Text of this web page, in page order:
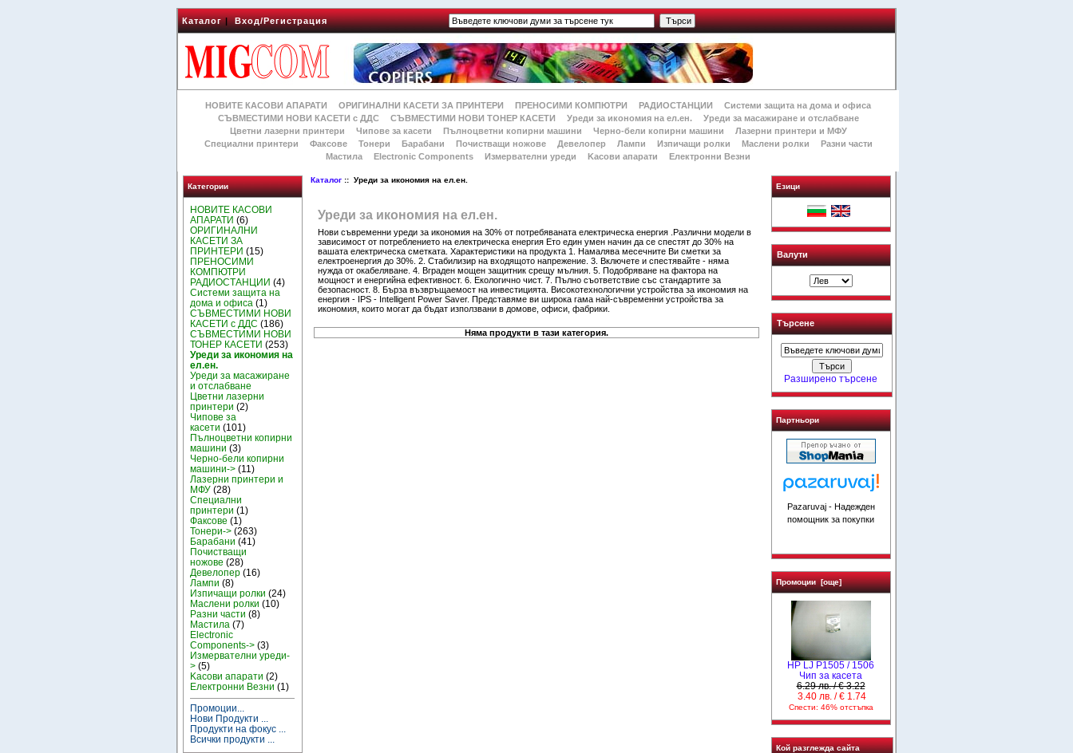
Каталог|Вход/Регистрация
НОВИТЕ КАСОВИ АПАРАТИ ОРИГИНАЛНИ КАСЕТИ ЗА ПРИНТЕРИ ПРЕНОСИМИ КОМПЮТРИ РАДИОСТАНЦИИ
Системи защита на дома и офиса
СЪВМЕСТИМИ НОВИ КАСЕТИ с ДДС
СЪВМЕСТИМИ НОВИ ТОНЕР КАСЕТИ Уреди за икономия на ел.ен.
Уреди за масажиране и отслабване
Цветни лазерни принтери
Чипове за касети Пълноцветни копирни машини Черно-бели копирни машини
Лазерни принтери и МФУ
Специални принтери
Факсове Тонери Барабани Почистващи ножове Девелопер Лампи Изпичащи ролки Маслени ролки
Разни части
Мастила
Electronic Components Измервателни уреди Kасови апарати Електронни Везни
Категории
НОВИТЕ КАСОВИ
АПАРАТИ (6)
ОРИГИНАЛНИ
КАСЕТИ ЗА
ПРИНТЕРИ (15)
ПРЕНОСИМИ
КОМПЮТРИ
РАДИОСТАНЦИИ (4)
Системи защита на
дома и офиса (1)
СЪВМЕСТИМИ НОВИ
КАСЕТИ с ДДС (186)
СЪВМЕСТИМИ НОВИ
ТОНЕР КАСЕТИ (253)
Уреди за икономия на
ел.ен.
Уреди за масажиране
и отслабване
Цветни лазерни
принтери (2)
Чипове за
касети (101)
Пълноцветни копирни
машини (3)
Черно-бели копирни
машини-> (11)
Лазерни принтери и
МФУ (28)
Специални
принтери (1)
Факсове (1)
Тонери-> (263)
Барабани (41)
Почистващи
ножове (28)
Девелопер (16)
Лампи (8)
Изпичащи ролки (24)
Маслени ролки (10)
Разни части (8)
Мастила (7)
Electronic
Components-> (3)
Измервателни уреди-
> (5)
Kасови апарати (2)
Електронни Везни (1)
Промоции...
Нови Продукти ...
Продукти на фокус ...
Всички продукти ...
Каталог :: Уреди за икономия на ел.ен.
Уреди за икономия на ел.ен.
Нови съвременни уреди за икономия на 30% от потребяваната електрическа енергия .Различни модели в
зависимост от потреблението на електрическа енергия Ето един умен начин да се спестят до 30% на
вашата електрическа сметката. Характеристики на продукта 1. Намалява месечните Ви сметки за
електроенергия до 30%. 2. Стабилизир на входящото напрежение. 3. Включете и спестявайте - няма
нужда от окабеляване. 4. Вграден мощен защитник срещу мълния. 5. Подобряване на фактора на
мощност и енергийна ефективност. 6. Екологично чист. 7. Пълно съответствие със стандартите за
безопасност. 8. Бърза възвръщаемост на инвестицията. Високотехнологични устройства за икономия на
енергия - IPS - Intelligent Power Saver. Представяме ви широка гама най-съвременни устройства за
икономия, които могат да бъдат използвани в домове, офиси, фабрики.
Няма продукти в тази категория.
Езици
Валути
Търсене
Разширено търсене
Партньори
Pazaruvaj - Надежден
помощник за покупки
Промоции [още]
HP LJ P1505 / 1506
Чип за касета
6.29 лв. / € 3.22
3.40 лв. / € 1.74
Спести: 46% отстъпка
Кой разглежда сайта